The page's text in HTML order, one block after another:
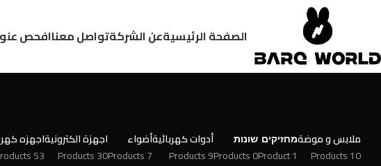
الصفحة الرئيسيةعن الشركةتواصل معناافحص
ملابس و موضة
10 Products
מחזיקים
1 Product
שונות
0 Products
أدوات كهربائية
9 Products
أضواء
7 Products
اجهزة الكترونية
30 Products
اجهزه
53 Products